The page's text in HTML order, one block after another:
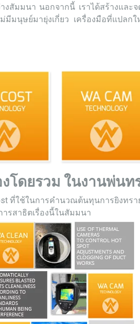
สัมมนา นอกจากนี้ เราได้สร้างและ
มนุษย์มายุ่งเกี่ยว เครื่องมือที่แปลก
ดยรวม ในงานพ่นท
ที่ใช้ในการคำนวณต้นทุนการยิงท
รสาธิตเรื่องนี้ในสัมมนา